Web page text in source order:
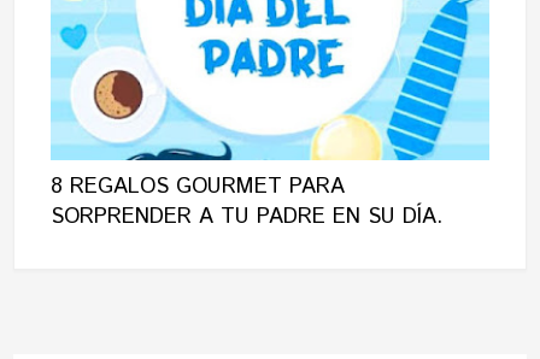
8 REGALOS GOURMET PARA
SORPRENDER A TU PADRE EN SU DÍA.